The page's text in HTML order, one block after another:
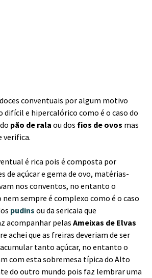
conventuais por algum motivo
difícil e hipercalórico como é o caso do
pão de rala ou dos fios de ovos mas
verifica.
é rica pois é composta por
de açúcar e gema de ovo, matérias-
nos conventos, no entanto o
sempre é complexo como é o caso
pudins ou da sericaia que
acompanhar pelas Ameixas de Elvas
achei que as freiras deveriam de ser
tanto açúcar, no entanto o
com esta sobremesa típica do Alto
do outro mundo pois faz lembrar uma